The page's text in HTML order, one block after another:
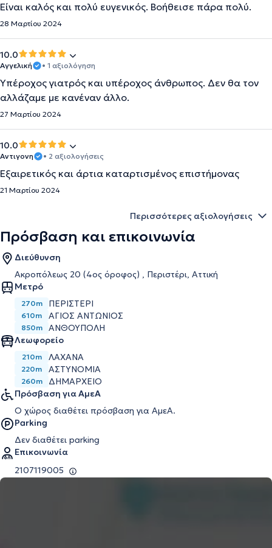
Είναι καλός και πολύ ευγενικός. Βοήθεισε πάρα πολύ.
28 Μαρτίου 2024
10.0
Αγγελική • 1 αξιολόγηση
Υπέροχος γιατρός και υπέροχος άνθρωπος. Δεν θα τον
αλλάζαμε με κανέναν άλλο.
27 Μαρτίου 2024
10.0
Αντιγονη • 2 αξιολογήσεις
Εξαιρετικός και άρτια καταρτισμένος επιστήμονας
21 Μαρτίου 2024
Περισσότερες αξιολογήσεις
Πρόσβαση και επικοινωνία
Διεύθυνση
Ακροπόλεως 20 (4ος όροφος) , Περιστέρι, Αττική
Μετρό
270m ΠΕΡΙΣΤΈΡΙ
610m ΆΓΙΟΣ ΑΝΤΏΝΙΟΣ
850m
ΑΝΘΟΎΠΟΛΗ
Λεωφορείο
210m ΛΑΧΑΝΑ
220m ΑΣΤΥΝΟΜΙΑ
260m
ΔΗΜΑΡΧΕΙΟ
Πρόσβαση για ΑμεΑ
Ο χώρος διαθέτει πρόσβαση για ΑμεΑ.
Parking
Δεν διαθέτει parking
Επικοινωνία
2107119005